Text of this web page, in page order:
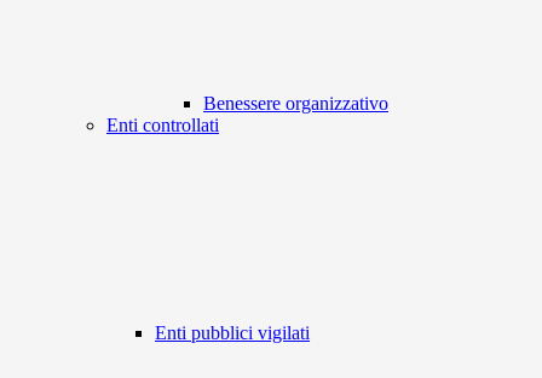
Benessere organizzativo
Enti controllati
Enti pubblici vigilati